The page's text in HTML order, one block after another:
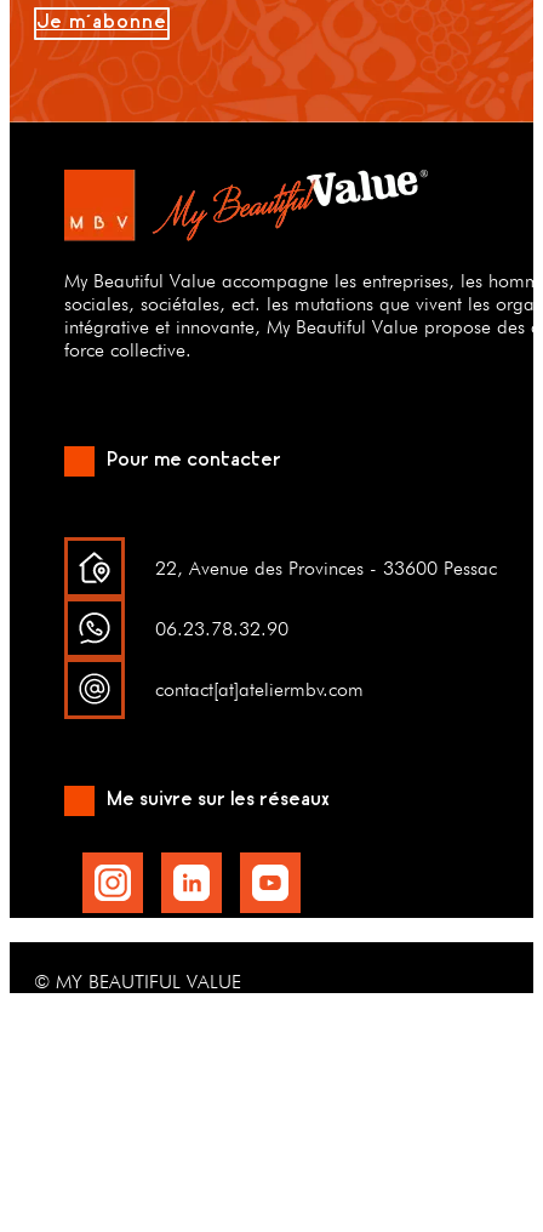
Je m'abonne
My Beautiful Value accompagne les entreprises, les
sociales, sociétales, ect. les mutations que vivent les
intégrative et innovante, My Beautiful Value propose des
force collective.
Pour me contacter
22, Avenue des Provinces - 33600 Pessac
06.23.78.32.90
contact[at]ateliermbv.com
Me suivre sur les réseaux
© MY BEAUTIFUL VALUE